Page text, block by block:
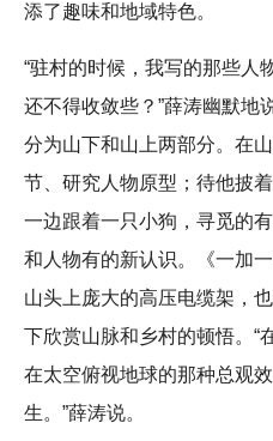
添了趣味和地域特色。
“驻村的时候，我写的那些人
还不得收敛些？”薛涛幽默地
分为山下和山上两部分。在
节、研究人物原型；待他披
一边跟着一只小狗，寻觅的
和人物有的新认识。《一加
山头上庞大的高压电缆架，
下欣赏山脉和乡村的顿悟。“
在太空俯视地球的那种总观
生。”薛涛说。